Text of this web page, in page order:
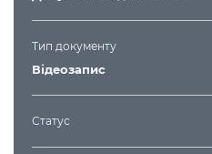
Тип документу
Відеозапис
Статус